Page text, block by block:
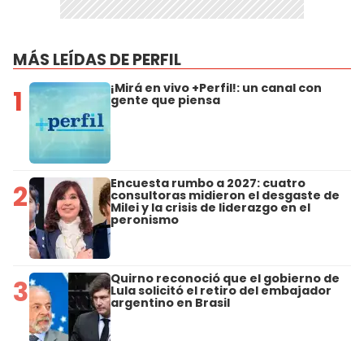
MÁS LEÍDAS DE PERFIL
1 ¡Mirá en vivo +Perfil!: un canal con
gente que piensa
2 Encuesta rumbo a 2027: cuatro
consultoras midieron el desgaste de
Milei y la crisis de liderazgo en el
peronismo
3 Quirno reconoció que el gobierno de
Lula solicitó el retiro del embajador
argentino en Brasil